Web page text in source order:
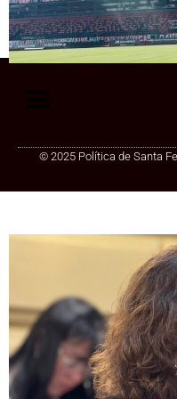
cambia?
© 2025 Política de Santa Fe